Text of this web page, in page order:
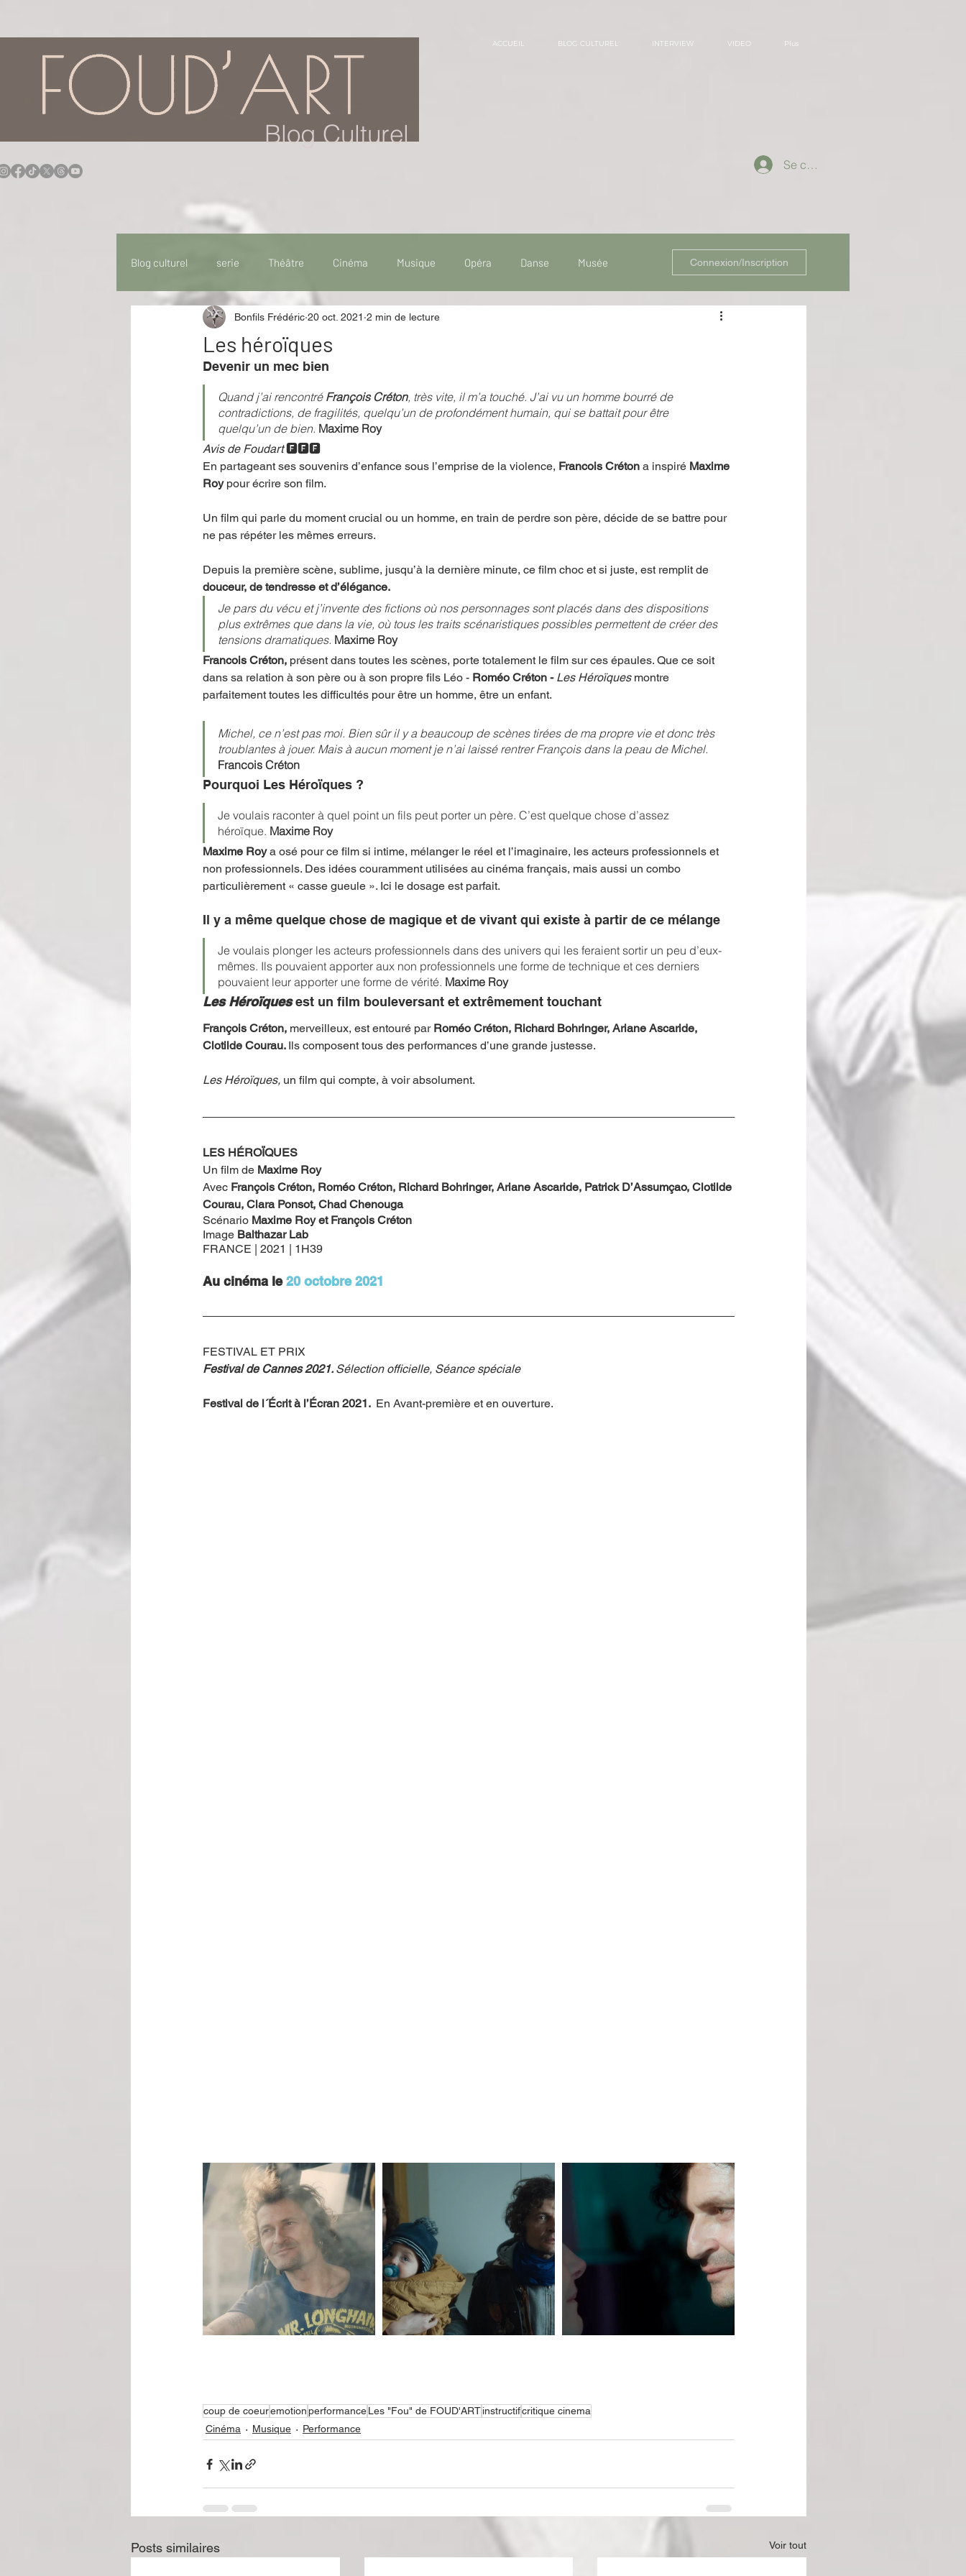
Blog Culturel
ACCUEIL BLOG CULTUREL INTERVIEW VIDEO Plus
Se connecter
Blog culturel serie Théâtre Cinéma Musique Opéra Danse Musée
Idées Sorties Idée de voyage Fooding - Restaurant
Validé par Romane. Spécial Famille
Offre spéciale
Connexion/Inscription
Les héroïques
Bonfils Frédéric 20 oct. 2021 2 min de lecture
Devenir un mec bien
Quand j’ai rencontré François Créton, très vite, il m’a touché. J’ai vu un homme bourré de
contradictions, de fragilités, quelqu’un de profondément humain, qui se battait pour être
quelqu’un de bien. Maxime Roy
Avis de Foudart 🅵🅵🅵
En partageant ses souvenirs d’enfance sous l’emprise de la violence, Francois Créton a inspiré Maxime
Roy pour écrire son film.
Un film qui parle du moment crucial ou un homme, en train de perdre son père, décide de se battre pour
ne pas répéter les mêmes erreurs.
Depuis la première scène, sublime, jusqu’à la dernière minute, ce film choc et si juste, est remplit de
douceur, de tendresse et d’élégance.
Je pars du vécu et j’invente des fictions où nos personnages sont placés dans des dispositions
plus extrêmes que dans la vie, où tous les traits scénaristiques possibles permettent de créer des
tensions dramatiques. Maxime Roy
Francois Créton, présent dans toutes les scènes, porte totalement le film sur ces épaules. Que ce soit
dans sa relation à son père ou à son propre fils Léo - Roméo Créton - Les Héroïques montre
parfaitement toutes les difficultés pour être un homme, être un enfant.
Michel, ce n’est pas moi. Bien sûr il y a beaucoup de scènes tirées de ma propre vie et donc très
troublantes à jouer. Mais à aucun moment je n’ai laissé rentrer François dans la peau de Michel.
Francois Créton
Pourquoi Les Héroïques ?
Je voulais raconter à quel point un fils peut porter un père. C’est quelque chose d’assez
héroïque. Maxime Roy
Maxime Roy a osé pour ce film si intime, mélanger le réel et l’imaginaire, les acteurs professionnels et
non professionnels. Des idées couramment utilisées au cinéma français, mais aussi un combo
particulièrement « casse gueule ». Ici le dosage est parfait.
Il y a même quelque chose de magique et de vivant qui existe à partir de ce mélange
Je voulais plonger les acteurs professionnels dans des univers qui les feraient sortir un peu d’eux-
mêmes. Ils pouvaient apporter aux non professionnels une forme de technique et ces derniers
pouvaient leur apporter une forme de vérité. Maxime Roy
Les Héroïques est un film bouleversant et extrêmement touchant
François Créton, merveilleux, est entouré par Roméo Créton, Richard Bohringer, Ariane Ascaride,
Clotilde Courau. Ils composent tous des performances d’une grande justesse.
Les Héroïques, un film qui compte, à voir absolument.
LES HÉROÏQUES
Un film de Maxime Roy
Avec François Créton, Roméo Créton, Richard Bohringer, Ariane Ascaride, Patrick D’Assumçao, Clotilde
Courau, Clara Ponsot, Chad Chenouga
Scénario Maxime Roy et François Créton
Image Balthazar Lab
FRANCE | 2021 | 1H39
Au cinéma le 20 octobre 2021
FESTIVAL ET PRIX
Festival de Cannes 2021. Sélection officielle, Séance spéciale
Festival de l´Écrit à l’Écran 2021. En Avant-première et en ouverture.
coup de coeuremotionperformanceLes "Fou" de FOUD'ARTinstructifcritique cinema
Cinéma
Musique Performance
Posts similaires Voir tout